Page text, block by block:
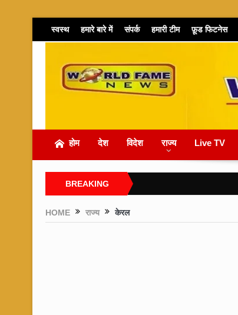
स्वस्थ हमारे बारे में संपर्क हमारी टीम फ़ूड फिटनेस
होम देश विदेश राज्य Live TV
BREAKING
NEWS
HOME राज्य केरल